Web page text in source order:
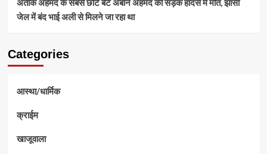
अतीक अहमद के सबसे छोटे बेटे अबान अहमद की सड़क हादसे में मौत, झांसी
जेल में बंद भाई अली से मिलने जा रहा था
Categories
आस्था/धार्मिक
क्राईम
खाजूवाला